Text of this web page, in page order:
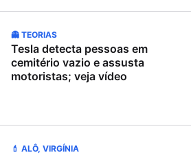
👻 TEORIAS
Tesla detecta pessoas em
cemitério vazio e assusta
motoristas; veja vídeo
💄 ALÔ, VIRGÍNIA